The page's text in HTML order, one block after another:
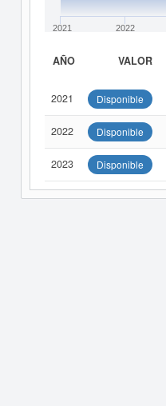
2021 2022
AÑO VALOR
2021 Disponible
2022 Disponible
2023 Disponible